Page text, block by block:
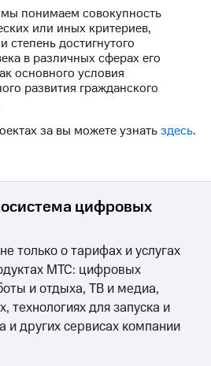
понимаем совокупность
или иных критериев,
достигнутого
в различных сферах его
основного условия
развития гражданского
за вы можете узнатьздесь.
цифровых
только о тарифах и услугах
МТС: цифровых
и отдыха, ТВ и медиа,
технологиях для запуска и
и других сервисах компании